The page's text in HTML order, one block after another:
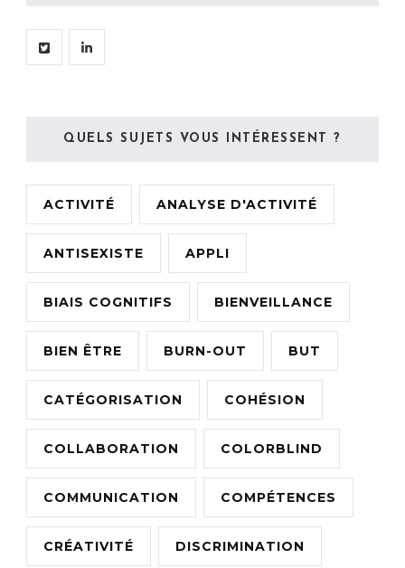
QUELS SUJETS VOUS INTÉRESSENT ?
ACTIVITÉ ANALYSE D'ACTIVITÉ
ANTISEXISTE APPLI
BIAIS COGNITIFS BIENVEILLANCE
BIEN ÊTRE BURN-OUT BUT
CATÉGORISATION COHÉSION
COLLABORATION COLORBLIND
COMMUNICATION COMPÉTENCES
CRÉATIVITÉ DISCRIMINATION